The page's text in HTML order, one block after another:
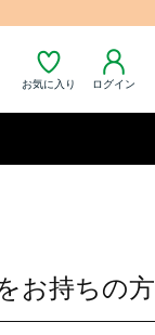
お気に入り ログイン
お持ちの方